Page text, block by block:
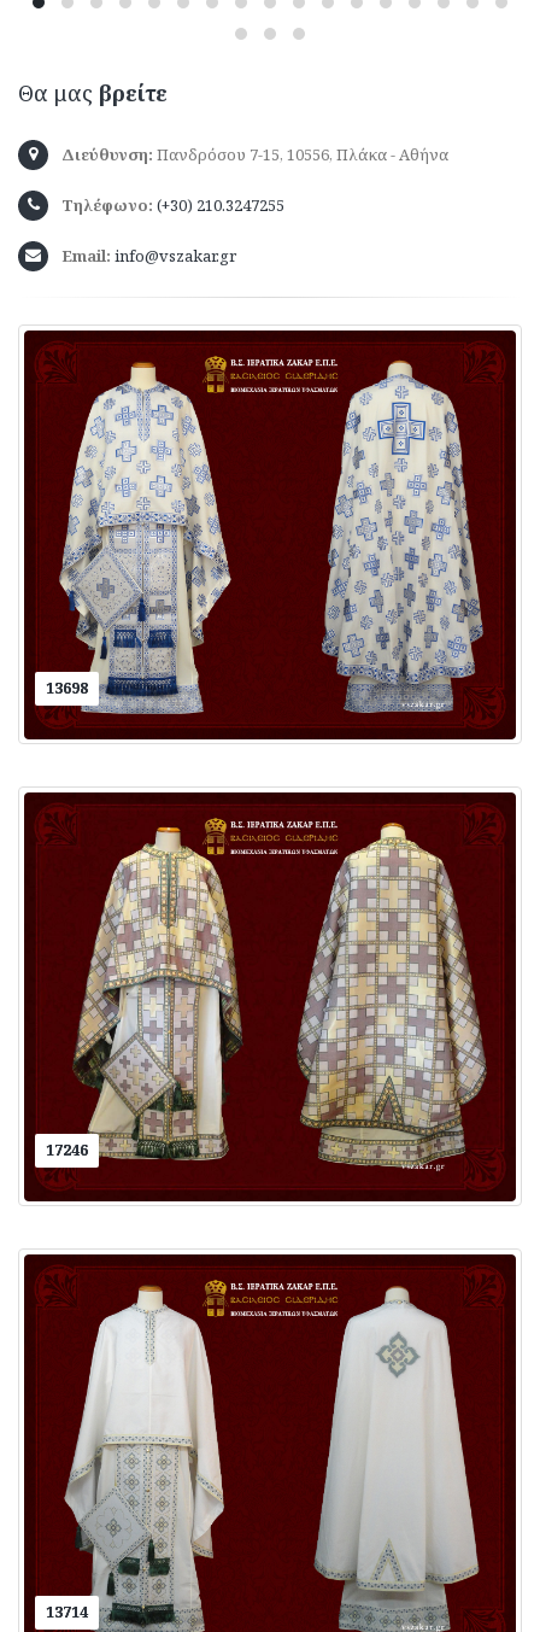
Θα μας βρείτε
Διεύθυνση: Πανδρόσου 7-15, 10556, Πλάκα - Αθήνα
Τηλέφωνο: (+30) 210.3247255
Email: info@vszakar.gr
13698
17246
13714